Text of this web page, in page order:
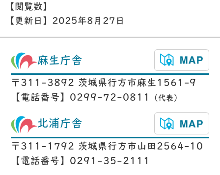
【閲覧数】
【更新日】 2025年8月27日
麻生庁舎
〒311-3892 茨城県行方市麻生1561-9
【電話番号】0299-72-0811
（代表）
北浦庁舎
〒311-1792 茨城県行方市山田2564-10
【電話番号】0291-35-2111